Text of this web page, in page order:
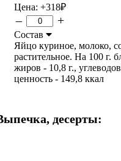
Цена: +318₽
– +
Состав
Яйцо куриное, молоко,
растительное. На 100 г.
жиров - 10,8 г.,
ценность - 149,8 ккал
десерты: